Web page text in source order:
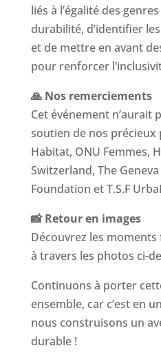
liés à l’égalité des
durabilité, d’identifier
et de mettre en avant
pour renforcer
🙏 Nos remerciements
Cet événement n’aurait
soutien de nos précieux
Habitat, ONU Femmes,
Switzerland, The
Foundation et T.S.F
📸 Retour en images
Découvrez les
à travers les photos ci-
Continuons à porter
ensemble, car c’est en
nous construisons un
durable !